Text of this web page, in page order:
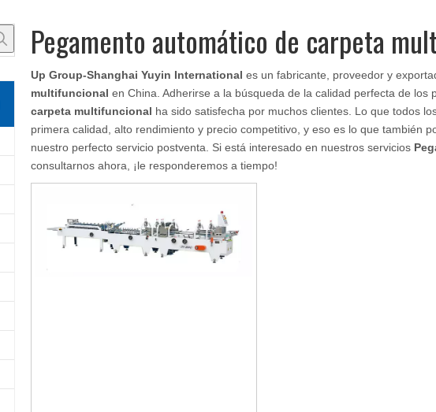
Pegamento automático de carpeta
Up Group-Shanghai Yuyin International es un fabricante, proveedor y
multifuncional en China. Adherirse a la búsqueda de la calidad perfecta de los
carpeta multifuncional ha sido satisfecha por muchos clientes. Lo que todos
primera calidad, alto rendimiento y precio competitivo, y eso es lo que también
nuestro perfecto servicio postventa. Si está interesado en nuestros servicios
consultarnos ahora, ¡le responderemos a tiempo!